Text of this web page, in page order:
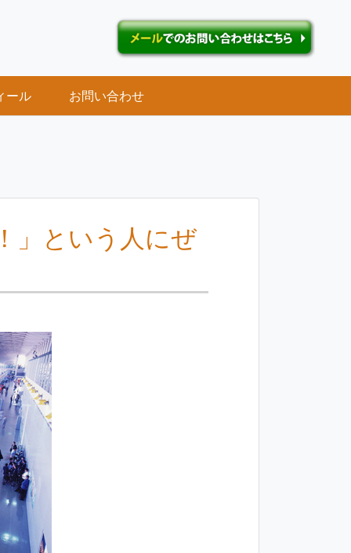
ール お問い合わせ
」という人にぜ